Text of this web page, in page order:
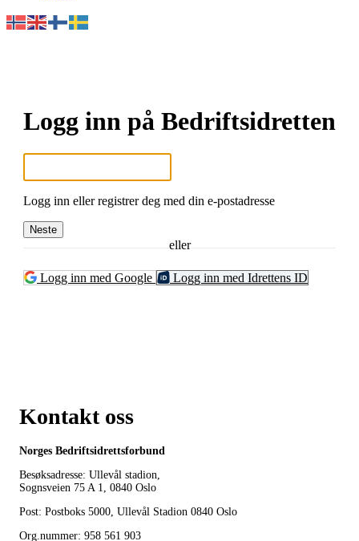
Logg inn på Bedriftsidretten
Logg inn eller registrer deg med din e-postadresse
Neste
eller
Logg inn med Google Logg inn med Idrettens ID
Kontakt oss
Norges Bedriftsidrettsforbund
Besøksadresse: Ullevål stadion,
Sognsveien 75 A 1, 0840 Oslo
Post: Postboks 5000, Ullevål Stadion 0840 Oslo
Org.nummer: 958 561 903